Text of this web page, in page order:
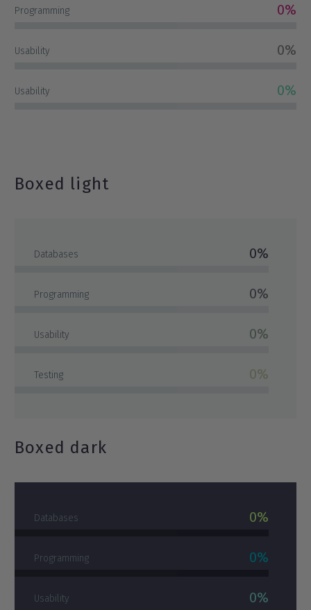
Programming 0%
Usability 0%
Usability 0%
Boxed light
Databases 0%
Programming 0%
Usability 0%
Testing 0%
Boxed dark
Databases 0%
Programming 0%
Usability 0%